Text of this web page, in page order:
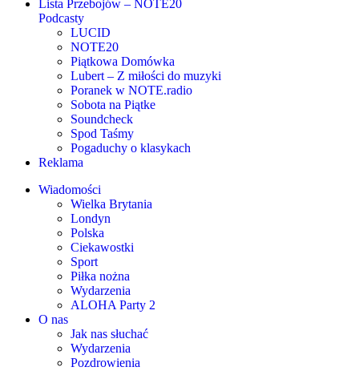
Lista Przebojów – NOTE20
Podcasty
LUCID
NOTE20
Piątkowa Domówka
Lubert – Z miłości do muzyki
Poranek w NOTE.radio
Sobota na Piątke
Soundcheck
Spod Taśmy
Pogaduchy o klasykach
Reklama
Wiadomości
Wielka Brytania
Londyn
Polska
Ciekawostki
Sport
Piłka nożna
Wydarzenia
ALOHA Party 2
O nas
Jak nas słuchać
Wydarzenia
Pozdrowienia